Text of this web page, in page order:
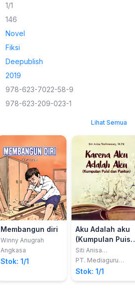
1/1
146
Novel
Fiksi
Deepublish
2019
978-623-7022-58-9
978-623-209-023-1
Lihat Semua
Membangun diri
Winny Anugrah
Angkasa
Stok: 1/1
Aku Adalah aku
(Kumpulan Puisi
dan Pantun)
Siti Anisa
Murlimawaty
PT. Mediaguru
Digital Indonesia
Stok: 1/1